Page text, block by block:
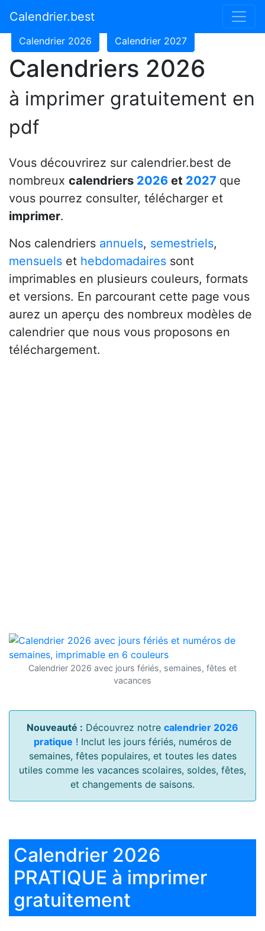
Calendrier.best
Calendrier 2024
Calendrier 2026 Calendrier 2027
Calendriers 2026
à imprimer gratuitement en
pdf
Vous découvrirez sur calendrier.best de
nombreux calendriers 2026 et 2027 que
vous pourrez consulter, télécharger et
imprimer.
Nos calendriers annuels, semestriels,
mensuels et hebdomadaires sont
imprimables en plusieurs couleurs, formats
et versions. En parcourant cette page vous
aurez un aperçu des nombreux modèles de
calendrier que nous vous proposons en
téléchargement.
Calendrier 2026 avec jours fériés, semaines, fêtes et
vacances
Nouveauté : Découvrez notre calendrier 2026
pratique ! Inclut les jours fériés, numéros de
semaines, fêtes populaires, et toutes les dates
utiles comme les vacances scolaires, soldes, fêtes,
et changements de saisons.
Calendrier 2026
PRATIQUE à imprimer
gratuitement